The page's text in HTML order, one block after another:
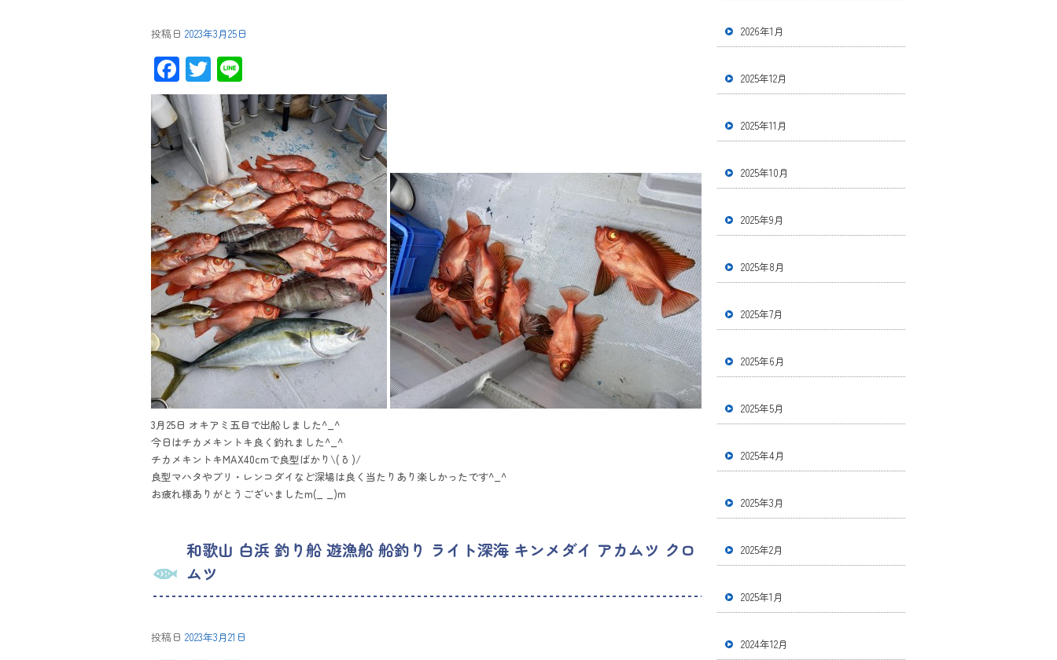
投稿日 2023年3月25日
F
ac
e
b
o
ok
T
wi
tt
er
ne
3月25日 オキアミ五目で出船しました^_^
今日はチカメキントキ良く釣れました^_^
チカメキントキMAX40cmで良型ばかり\( ˆoˆ )/
良型マハタやブリ・レンコダイなど深場は良く当たりあり楽しかったです^_^
お疲れ様ありがとうございましたm(_ _)m
和歌山 白浜 釣り船 遊漁船 船釣り ライト深海 キンメダイ アカムツ クロ
ムツ
投稿日 2023年3月21日
2026年1月
2025年12月
2025年11月
2025年10月
2025年9月
2025年8月
2025年7月
2025年6月
2025年5月
2025年4月
2025年3月
2025年2月
2025年1月
2024年12月